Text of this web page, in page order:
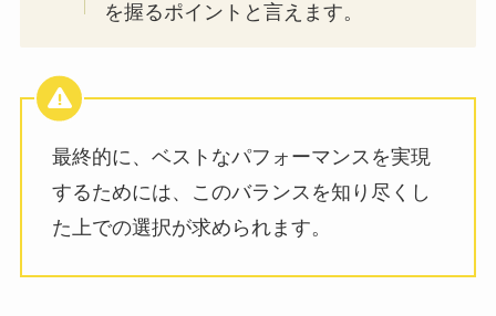
を握るポイントと言えます。
最終的に、ベストなパフォーマンスを実現
するためには、このバランスを知り尽くし
た上での選択が求められます。